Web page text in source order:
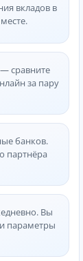
вкладов в
сравните
за пару
банков.
партнёра
Вы
параметры